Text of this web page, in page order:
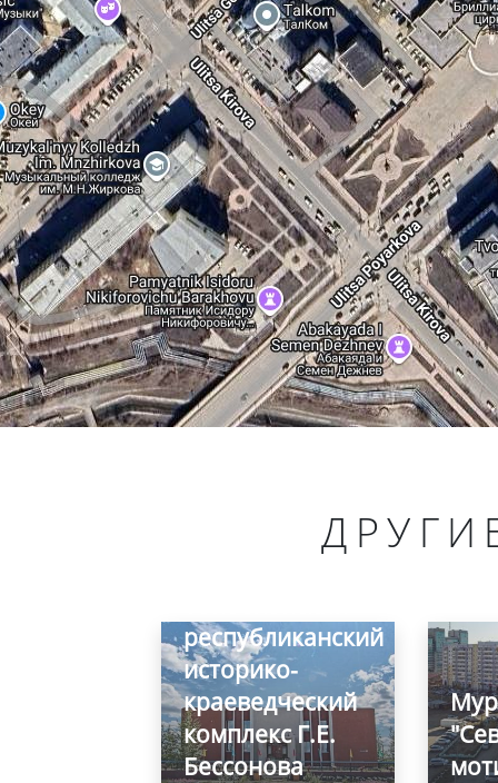
республиканский
историко-
краеведческий
комплекс Г.Е.
Бессонова